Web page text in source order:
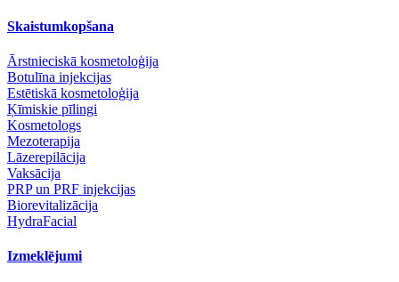
Skaistumkopšana
Ārstnieciskā kosmetoloģija
Botulīna injekcijas
Estētiskā kosmetoloģija
Ķīmiskie pīlingi
Kosmetologs
Mezoterapija
Lāzerepilācija
Vaksācija
PRP un PRF injekcijas
Biorevitalizācija
HydraFacial
Izmeklējumi